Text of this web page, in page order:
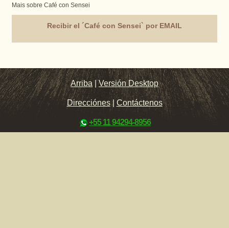
Mais sobre Café con Sensei
Recibir el ´Café con Sensei` por EMAIL
Arriba |Versión Desktop
Direcciónes| Contáctenos
+55 11 94294-8956